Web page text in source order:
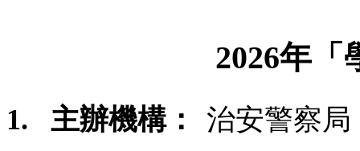
2026年「
1. 主辦機構：
治安警察